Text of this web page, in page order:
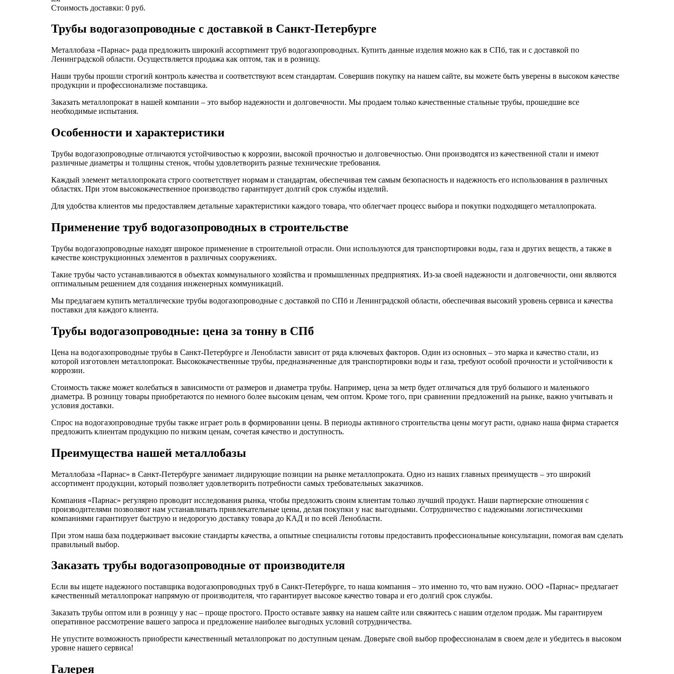
Стоимость доставки: 0 руб.
Трубы водогазопроводные с доставкой в Санкт-Петербурге
Металлобаза «Парнас» рада предложить широкий ассортимент труб водогазопроводных. Купить данные изделия можно как в СПб, так и с доставкой по
Ленинградской области. Осуществляется продажа как оптом, так и в розницу.
Наши трубы прошли строгий контроль качества и соответствуют всем стандартам. Совершив покупку на нашем сайте, вы можете быть уверены в высоком качестве
продукции и профессионализме поставщика.
Заказать металлопрокат в нашей компании – это выбор надежности и долговечности. Мы продаем только качественные стальные трубы, прошедшие все
необходимые испытания.
Особенности и характеристики
Трубы водогазопроводные отличаются устойчивостью к коррозии, высокой прочностью и долговечностью. Они производятся из качественной стали и имеют
различные диаметры и толщины стенок, чтобы удовлетворить разные технические требования.
Каждый элемент металлопроката строго соответствует нормам и стандартам, обеспечивая тем самым безопасность и надежность его использования в различных
областях. При этом высококачественное производство гарантирует долгий срок службы изделий.
Для удобства клиентов мы предоставляем детальные характеристики каждого товара, что облегчает процесс выбора и покупки подходящего металлопроката.
Применение труб водогазопроводных в строительстве
Трубы водогазопроводные находят широкое применение в строительной отрасли. Они используются для транспортировки воды, газа и других веществ, а также в
качестве конструкционных элементов в различных сооружениях.
Такие трубы часто устанавливаются в объектах коммунального хозяйства и промышленных предприятиях. Из-за своей надежности и долговечности, они являются
оптимальным решением для создания инженерных коммуникаций.
Мы предлагаем купить металлические трубы водогазопроводные с доставкой по СПб и Ленинградской области, обеспечивая высокий уровень сервиса и качества
поставки для каждого клиента.
Трубы водогазопроводные: цена за тонну в СПб
Цена на водогазопроводные трубы в Санкт-Петербурге и Ленобласти зависит от ряда ключевых факторов. Один из основных – это марка и качество стали, из
которой изготовлен металлопрокат. Высококачественные трубы, предназначенные для транспортировки воды и газа, требуют особой прочности и устойчивости к
коррозии.
Стоимость также может колебаться в зависимости от размеров и диаметра трубы. Например, цена за метр будет отличаться для труб большого и маленького
диаметра. В розницу товары приобретаются по немного более высоким ценам, чем оптом. Кроме того, при сравнении предложений на рынке, важно учитывать и
условия доставки.
Спрос на водогазопроводные трубы также играет роль в формировании цены. В периоды активного строительства цены могут расти, однако наша фирма старается
предложить клиентам продукцию по низким ценам, сочетая качество и доступность.
Преимущества нашей металлобазы
Металлобаза «Парнас» в Санкт-Петербурге занимает лидирующие позиции на рынке металлопроката. Одно из наших главных преимуществ – это широкий
ассортимент продукции, который позволяет удовлетворить потребности самых требовательных заказчиков.
Компания «Парнас» регулярно проводит исследования рынка, чтобы предложить своим клиентам только лучший продукт. Наши партнерские отношения с
производителями позволяют нам устанавливать привлекательные цены, делая покупки у нас выгодными. Сотрудничество с надежными логистическими
компаниями гарантирует быструю и недорогую доставку товара до КАД и по всей Ленобласти.
При этом наша база поддерживает высокие стандарты качества, а опытные специалисты готовы предоставить профессиональные консультации, помогая вам сделать
правильный выбор.
Заказать трубы водогазопроводные от производителя
Если вы ищете надежного поставщика водогазопроводных труб в Санкт-Петербурге, то наша компания – это именно то, что вам нужно. ООО «Парнас» предлагает
качественный металлопрокат напрямую от производителя, что гарантирует высокое качество товара и его долгий срок службы.
Заказать трубы оптом или в розницу у нас – проще простого. Просто оставьте заявку на нашем сайте или свяжитесь с нашим отделом продаж. Мы гарантируем
оперативное рассмотрение вашего запроса и предложение наиболее выгодных условий сотрудничества.
Не упустите возможность приобрести качественный металлопрокат по доступным ценам. Доверьте свой выбор профессионалам в своем деле и убедитесь в высоком
уровне нашего сервиса!
Галерея